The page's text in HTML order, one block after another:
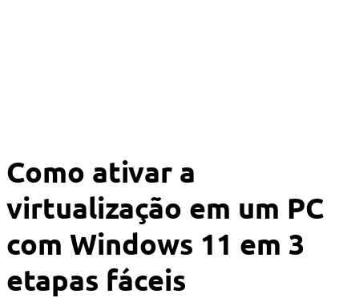
Como ativar a
virtualização em um PC
com Windows 11 em 3
etapas fáceis